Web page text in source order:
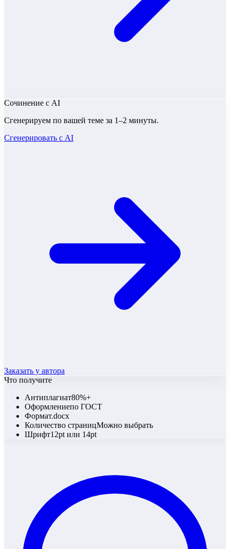
Сочинение с AI
Сгенерируем по вашей теме за 1–2 минуты.
Сгенерировать с AI
Заказать у автора
Что получите
Антиплагиат80%+
Оформлениепо ГОСТ
Формат.docx
Количество страницМожно выбрать
Шрифт12pt или 14pt